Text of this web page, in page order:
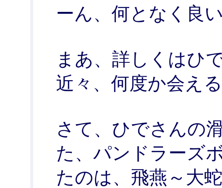
ーん、何となく良
まあ、詳しくはひ
近々、何度か会え
さて、ひでさんの
た、パンドラーズ
たのは、飛燕～大